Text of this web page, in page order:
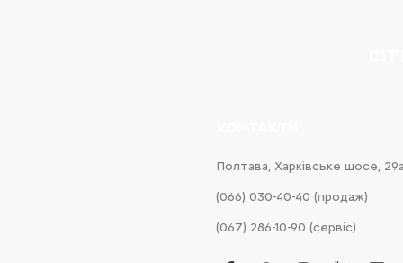
Полтава, Харківське шосе, 29а
(066) 030-40-40 (продаж)
(067) 286-10-90 (сервіс)